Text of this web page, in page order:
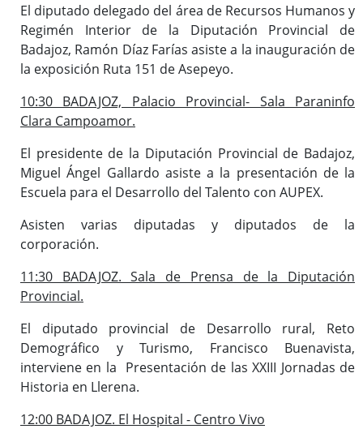
El diputado delegado del área de Recursos Humanos y
Regimén Interior de la Diputación Provincial de
Badajoz, Ramón Díaz Farías asiste a la inauguración de
la exposición Ruta 151 de Asepeyo.
10:30 BADAJOZ, Palacio Provincial- Sala Paraninfo
Clara Campoamor.
El presidente de la Diputación Provincial de Badajoz,
Miguel Ángel Gallardo asiste a la presentación de la
Escuela para el Desarrollo del Talento con AUPEX.
Asisten varias diputadas y diputados de la
corporación.
11:30 BADAJOZ. Sala de Prensa de la Diputación
Provincial.
El diputado provincial de Desarrollo rural, Reto
Demográfico y Turismo, Francisco Buenavista,
interviene en la Presentación de las XXIII Jornadas de
Historia en Llerena.
12:00 BADAJOZ. El Hospital - Centro Vivo